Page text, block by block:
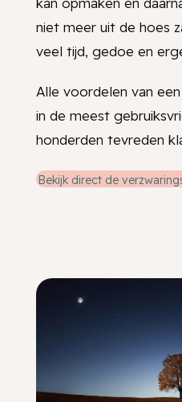
niet meer uit de hoes
veel tijd, gedoe en
Alle voordelen van
in de meest
honderden tevreden
Bekijk direct de